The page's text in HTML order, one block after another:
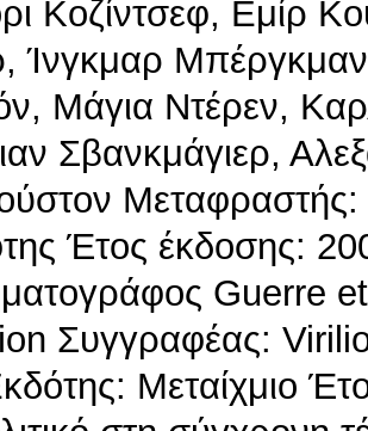
Κοζίντσεφ, Εμίρ
Ίνγκμαρ
Μάγια Ντέρεν,
Σβανκμάγιερ,
Έτος έκδοσης:
Guerre
Συγγραφέας:
Μεταίχμιο